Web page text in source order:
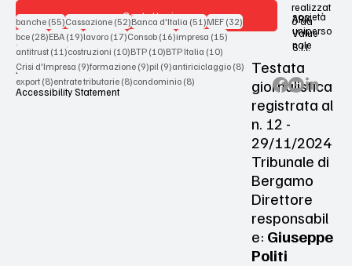
Contattaci
Terms & Conditions
Privacy Policy
Accessibility Statement
realizzat
o da
società
uniperso
nale
ARX
Value
S.r.l.
Testata
giornalistica
registrata al
n. 12 -
29/11/2024
Tribunale di
Bergamo
Direttore
responsabil
e: Giuseppe
Politi
banche (55)55 post
Cassazione (52)52 post
Banca d'Italia (51)51 post
MEF (32)32 post
bce (28)28 post
EBA (19)19 post
lavoro (17)17 post
Consob (16)16 post
impresa (15)15 post
antitrust (11)11 post
costruzioni (10)10 post
BTP (10)10 post
BTP Italia (10)10 post
Crisi d'Impresa (9)9 post
formazione (9)9 post
pil (9)9 post
antiriciclaggio (8)8 post
export (8)8 post
entrate tributarie (8)8 post
condominio (8)8 post